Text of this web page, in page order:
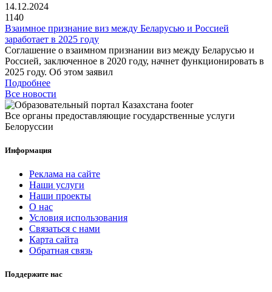
14.12.2024
1140
Взаимное признание виз между Беларусью и Россией
заработает в 2025 году
Соглашение о взаимном признании виз между Беларусью и
Россией, заключенное в 2020 году, начнет функционировать в
2025 году. Об этом заявил
Подробнее
Все новости
Все органы предоставляющие государственные услуги
Белоруссии
Информация
Реклама на сайте
Наши услуги
Наши проекты
О нас
Условия использования
Связаться с нами
Карта сайта
Обратная связь
Поддержите нас